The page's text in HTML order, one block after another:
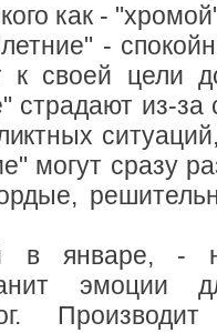
как -
-
к своей цели
страдают из-за
могут сразу
в январе, -